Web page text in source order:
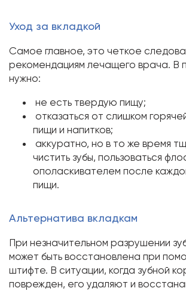
Уход за вкладкой
Самое главное, это четкое
рекомендациям лечащего врача. В
нужно:
не есть твердую пищу;
отказаться от слишком
пищи и напитков;
аккуратно, но в то же время
чистить зубы, пользоваться
ополаскивателем после
пищи.
Альтернатива вкладкам
При незначительном разрушении
может быть восстановлена при
штифте. В ситуации, когда зубной
поврежден, его удаляют и